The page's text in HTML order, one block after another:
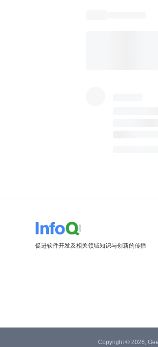
促进软件开发及相关领域知识与创新的传播
Copyright © 2026,